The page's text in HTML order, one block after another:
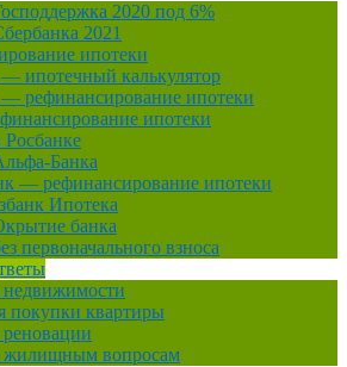
2020 под 6%
2021
ипотеки
ипотечный калькулятор
рефинансирование ипотеки
ипотеки
Банка
— рефинансирование ипотеки
Ипотека
банка
первоначального взноса
покупки квартиры
вопросам